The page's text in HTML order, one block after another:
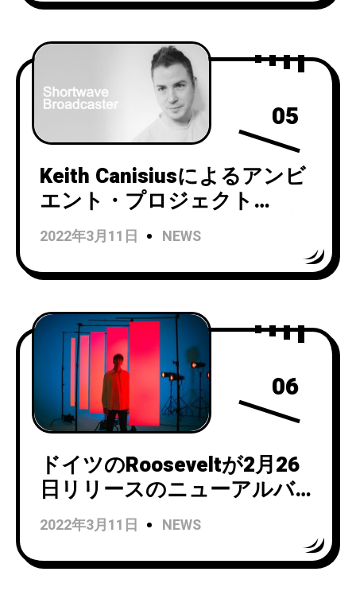
05
Keith Canisiusによるアンビ
エント・プロジェクト
Shortwave Broadcasterが新
作『In flow』を7月16日にリ
リース！
2022年3月11日 NEWS
06
ドイツのRooseveltが2月26
日リリースのニューアルバム
『Polydans』から“Lovers”の
MVを公開！
2022年3月11日 NEWS